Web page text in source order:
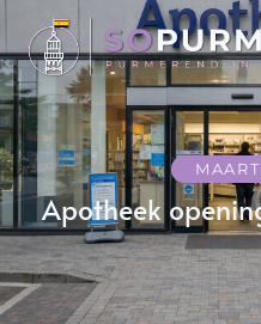
Apotheek